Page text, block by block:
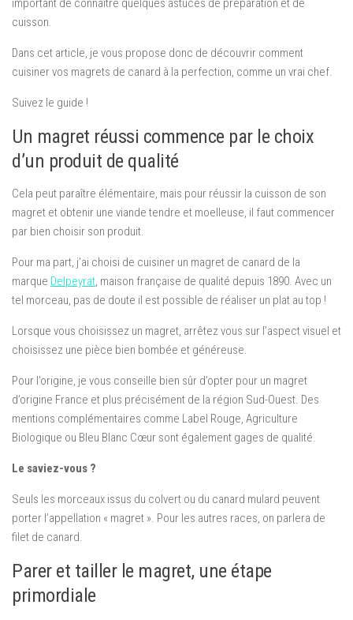
important de connaître quelques astuces de préparation et de
cuisson.
Dans cet article, je vous propose donc de découvrir comment
cuisiner vos magrets de canard à la perfection, comme un vrai chef.
Suivez le guide !
Un magret réussi commence par le choix
d’un produit de qualité
Cela peut paraître élémentaire, mais pour réussir la cuisson de son
magret et obtenir une viande tendre et moelleuse, il faut commencer
par bien choisir son produit.
Pour ma part, j’ai choisi de cuisiner un magret de canard de la
marque Delpeyrat, maison française de qualité depuis 1890. Avec un
tel morceau, pas de doute il est possible de réaliser un plat au top !
Lorsque vous choisissez un magret, arrêtez vous sur l’aspect visuel et
choisissez une pièce bien bombée et généreuse.
Pour l’origine, je vous conseille bien sûr d’opter pour un magret
d’origine France et plus précisément de la région Sud-Ouest. Des
mentions complémentaires comme Label Rouge, Agriculture
Biologique ou Bleu Blanc Cœur sont également gages de qualité.
Le saviez-vous ?
Seuls les morceaux issus du colvert ou du canard mulard peuvent
porter l’appellation « magret ». Pour les autres races, on parlera de
filet de canard.
Parer et tailler le magret, une étape
primordiale